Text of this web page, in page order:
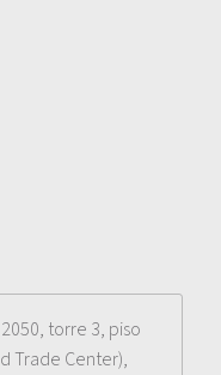
torre 3, piso
Trade Center),